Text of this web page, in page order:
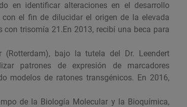
en identificar alteraciones en el desarrollo
el fin de dilucidar el origen de la elevada
trisomía 21.En 2013, recibí una beca para
bajo la tutela del Dr. Leendert
patrones de expresión de marcadores
modelos de ratones transgénicos. En 2016,
de la Biología Molecular y la Bioquímica,